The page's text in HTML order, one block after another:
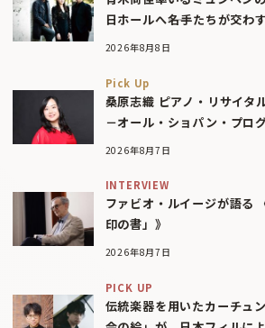
日ホールへ――名手たちが交わ
2026年8月8日
Pick Up
桑原志織 ピアノ・リサイタ
－オール・ショパン・プロ
2026年8月7日
INTERVIEW
ファビオ・ルイージが語る
印の書」》
2026年8月7日
PICK UP
伝統楽器を用いたカーチュ